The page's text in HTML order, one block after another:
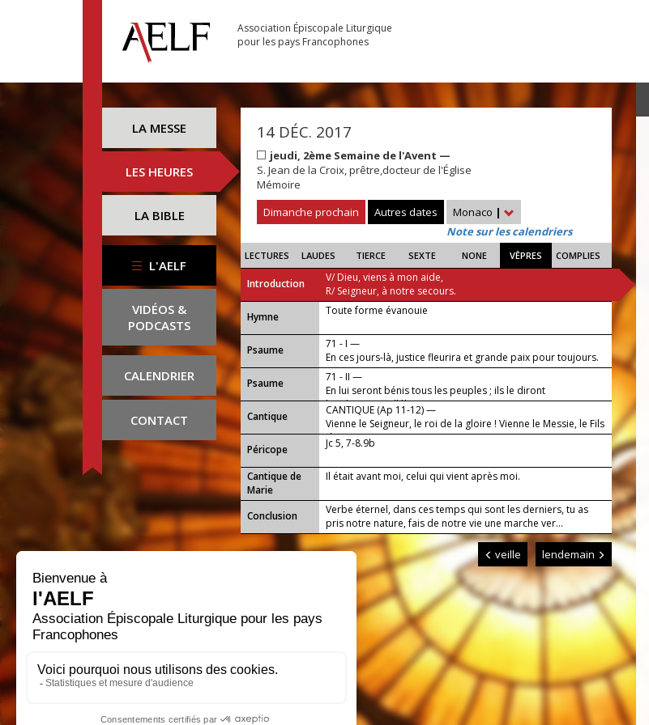
Association Épiscopale Liturgique
pour les pays Francophones
LA MESSE
LES HEURES
LA BIBLE
L'AELF
VIDÉOS &
PODCASTS
CALENDRIER
CONTACT
14 DÉC. 2017
jeudi, 2ème Semaine de l'Avent —
S. Jean de la Croix, prêtre,docteur de l'Église
Mémoire
Dimanche prochain
Autres dates Monaco |
Note sur les calendriers
LECTURES LAUDES TIERCE SEXTE NONE VÊPRES COMPLIES
Introduction
V/ Dieu, viens à mon aide,
R/ Seigneur, à notre secours.
...
Hymne Toute forme évanouie
Psaume
71 - I —
En ces jours-là, justice fleurira et grande paix pour toujours.
Psaume
71 - II —
En lui seront bénis tous les peuples ; ils le diront
bienheureux, alléluia !
Cantique
CANTIQUE (Ap 11-12) —
Vienne le Seigneur, le roi de la gloire ! Vienne le Messie, le Fils
de Dieu !
Péricope
Jc 5, 7-8.9b
Cantique de
Marie
Il était avant moi, celui qui vient après moi.
Conclusion
Verbe éternel, dans ces temps qui sont les derniers, tu as
pris notre nature, fais de notre vie une marche ver...
veille lendemain